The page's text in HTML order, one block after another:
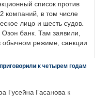
список против
компаний, в том числе
лицо и шесть судов.
Озон банк. Там заявили,
обычном режиме, санкции
к четырем годам
Гусейна Гасанова к